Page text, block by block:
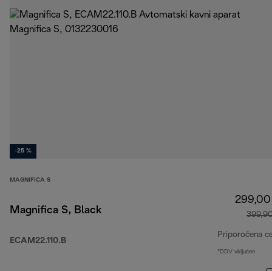
-25 %
MAGNIFICA S
Magnifica S, Black
ECAM22.110.B
Priporočena
*DDV vključen